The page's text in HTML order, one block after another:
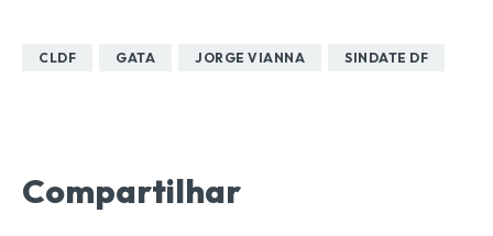
CLDF GATA JORGE VIANNA SINDATE DF
Compartilhar